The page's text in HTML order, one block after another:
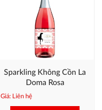
Sparkling Không Cồn La
Doma Rosa
Giá: Liên hệ